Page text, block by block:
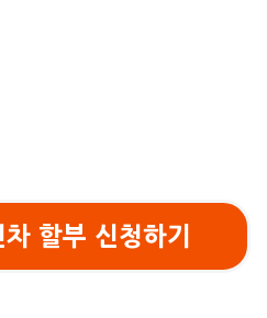
할부 신청하기